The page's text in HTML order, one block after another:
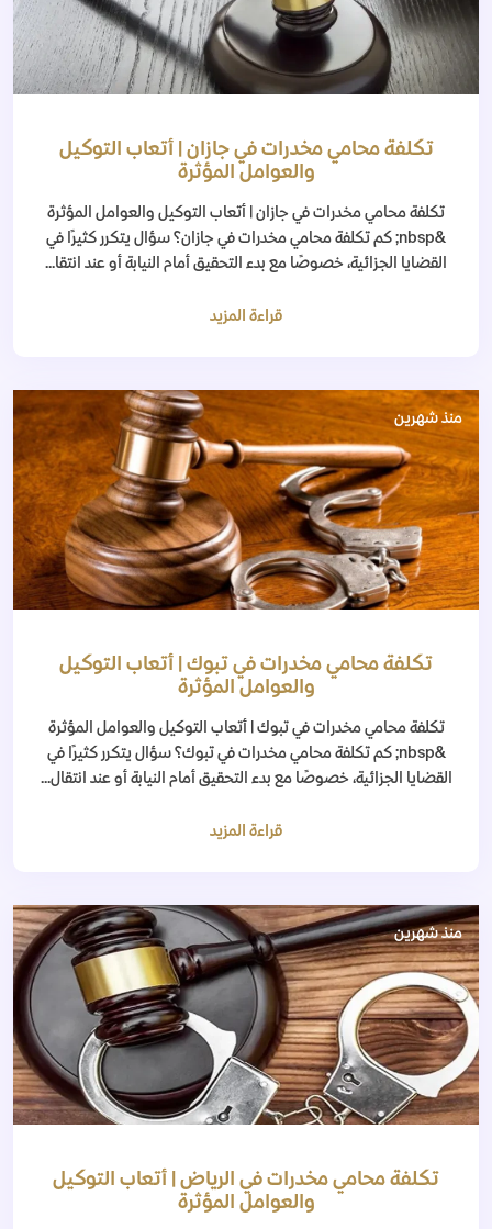
تكلفة محامي مخدرات في جازان | أتعاب التوكيل
والعوامل المؤثرة
تكلفة محامي مخدرات في جازان | أتعاب التوكيل والعوامل المؤثرة
&nbsp; كم تكلفة محامي مخدرات في جازان؟ سؤال يتكرر كثيرًا في
القضايا الجزائية، خصوصًا مع بدء التحقيق أمام النيابة أو عند انتقا...
قراءة المزيد
منذ شهرين
تكلفة محامي مخدرات في تبوك | أتعاب التوكيل
والعوامل المؤثرة
تكلفة محامي مخدرات في تبوك | أتعاب التوكيل والعوامل المؤثرة
&nbsp; كم تكلفة محامي مخدرات في تبوك؟ سؤال يتكرر كثيرًا في
القضايا الجزائية، خصوصًا مع بدء التحقيق أمام النيابة أو عند انتقال...
قراءة المزيد
منذ شهرين
تكلفة محامي مخدرات في الرياض | أتعاب التوكيل
والعوامل المؤثرة